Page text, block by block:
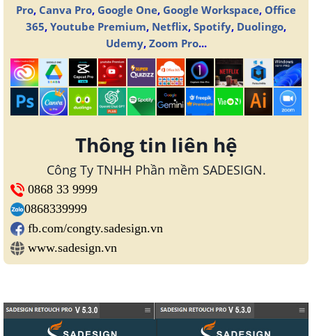
Pro, Canva Pro, Google One, Google Workspace, Office
365, Youtube Premium, Netflix, Spotify, Duolingo,
Udemy, Zoom Pro...
Thông tin liên hệ
Công Ty TNHH Phần mềm SADESIGN.
0868 33 9999
0868339999
fb.com/congty.sadesign.vn
www.sadesign.vn